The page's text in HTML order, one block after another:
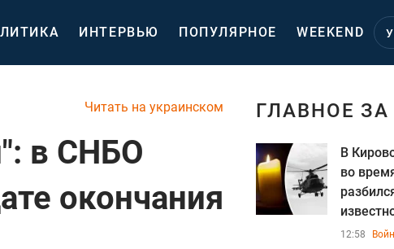
ИНТЕРВЬЮ ПОПУЛЯРНОЕ WEEKEND
Читать на украинском
в СНБО
окончания
ГЛАВНОЕ
В
во
12:58